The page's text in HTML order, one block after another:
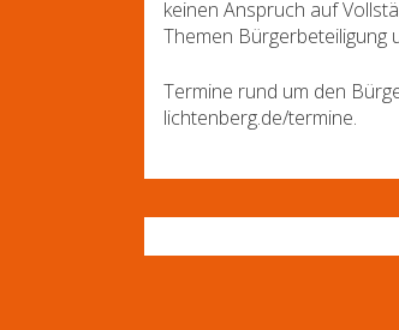
keinen Anspruch auf
Themen
Termine rund um den
lichtenberg.de/termine.